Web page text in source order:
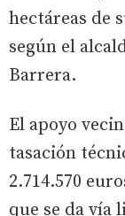
hectáreas de
según el
Barrera.
El apoyo
tasación
2.714.570
que se da vía